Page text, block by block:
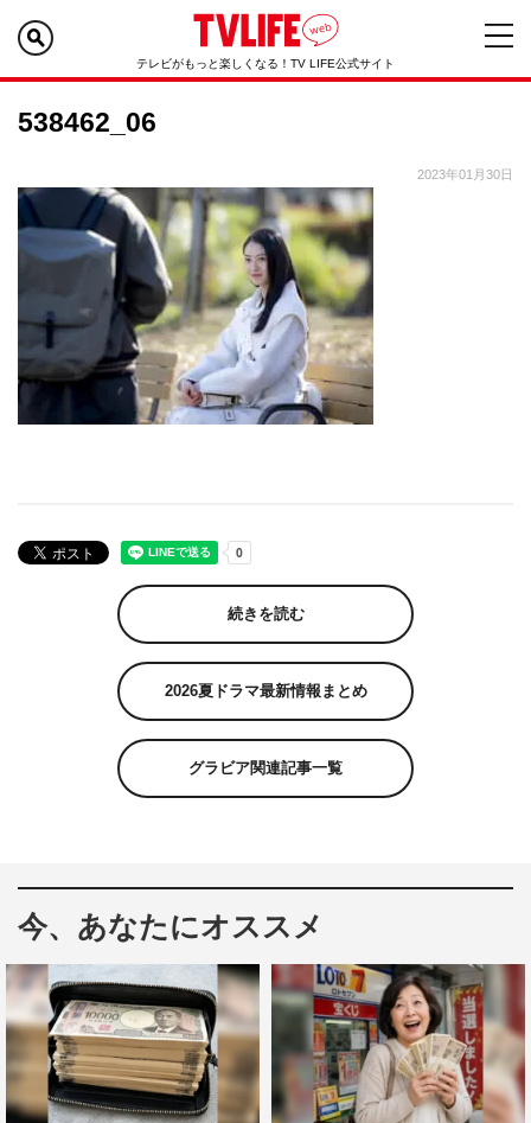
テレビがもっと楽しくなる！TV LIFE公式サイト
538462_06
2023年01月30日
続きを読む
2026夏ドラマ最新情報まとめ
グラビア関連記事一覧
今、あなたにオススメ